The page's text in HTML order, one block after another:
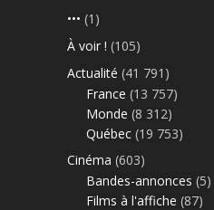
••• (1)
À voir ! (105)
Actualité (41 791)
France (13 757)
Monde (8 312)
Québec (19 753)
Cinéma (603)
Bandes-annonces (5)
Films à l'affiche (87)